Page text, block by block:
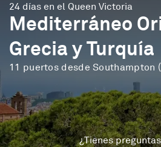
24 días en el Queen Victoria
Mediterráneo
Grecia y Turquía
11 puertos desde Southampton
¿Tienes